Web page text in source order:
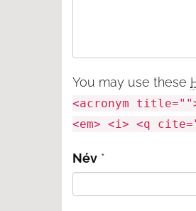
You may use these
<acronym
<em> <i> <q
Név *